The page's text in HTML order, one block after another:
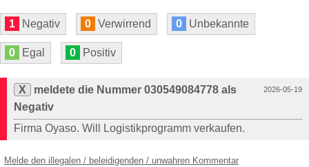
1 Negativ 0 Verwirrend 0 Unbekannte
0 Egal 0 Positiv
2026-05-19
X
meldete die Nummer 030549084778 als
Negativ
Firma Oyaso. Will Logistikprogramm verkaufen.
Melde den illegalen / beleidigenden / unwahren Kommentar